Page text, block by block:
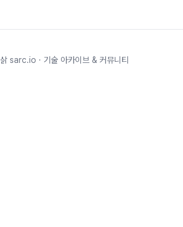
삵 sarc.io · 기술 아카이브 & 커뮤니티